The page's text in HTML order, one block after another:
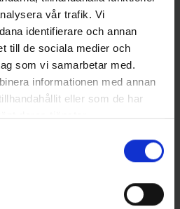
vår trafik. Vi
identifierare och annan
till de sociala medier och
som vi samarbetar med.
informationen med annan
eller som de har
deras tjänster.